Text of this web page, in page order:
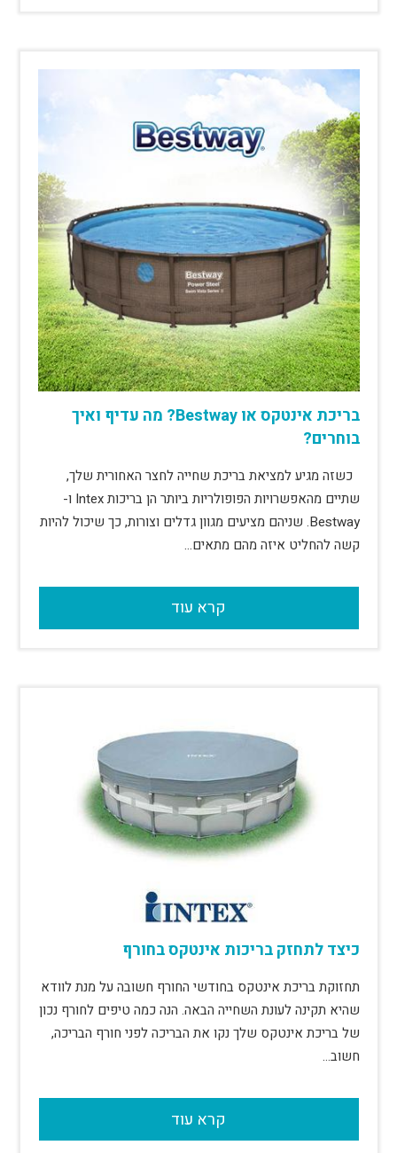
בריכת אינטקס או Bestway? מה עדיף ואיך
בוחרים?
כשזה מגיע למציאת בריכת שחייה לחצר האחורית שלך,
שתיים מהאפשרויות הפופולריות ביותר הן בריכות Intex ו-
Bestway. שניהם מציעים מגוון גדלים וצורות, כך שיכול להיות
קשה להחליט איזה מהם מתאים…
קרא עוד
כיצד לתחזק בריכות אינטקס בחורף
תחזוקת בריכת אינטקס בחודשי החורף חשובה על מנת לוודא
שהיא תקינה לעונת השחייה הבאה. הנה כמה טיפים לחורף נכון
של בריכת אינטקס שלך נקו את הבריכה לפני חורף הבריכה,
חשוב…
קרא עוד